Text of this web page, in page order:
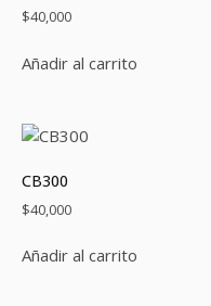
$40,000
Añadir al carrito
CB300
$40,000
Añadir al carrito